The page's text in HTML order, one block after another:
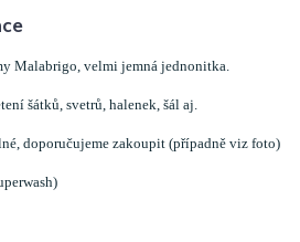
Malabrigo, velmi jemná jednonitka.
šátků, svetrů, halenek, šál aj.
doporučujeme zakoupit (případně viz foto)